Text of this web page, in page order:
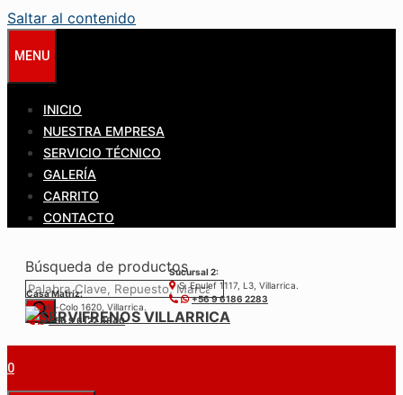
Saltar al contenido
MENU
INICIO
NUESTRA EMPRESA
SERVICIO TÉCNICO
GALERÍA
CARRITO
CONTACTO
Búsqueda de productos
Casa Matríz:
Colo-Colo 1620, Villarrica.
+56 9 6122 3840
Sucursal 2:
S. Epulef 1117, L3, Villarrica.
+56 9 6186 2283
0